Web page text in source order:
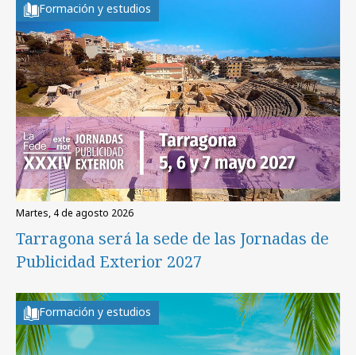
Formación y estudios
martes, 4 de agosto 2026
Tarragona será la sede de las Jornadas de
Publicidad Exterior 2027
Formación y estudios